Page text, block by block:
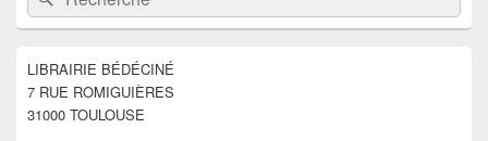
de
widget
barre
latérale
LIBRAIRIE BÉDÉCINÉ
7 RUE ROMIGUIÈRES
31000 TOULOUSE